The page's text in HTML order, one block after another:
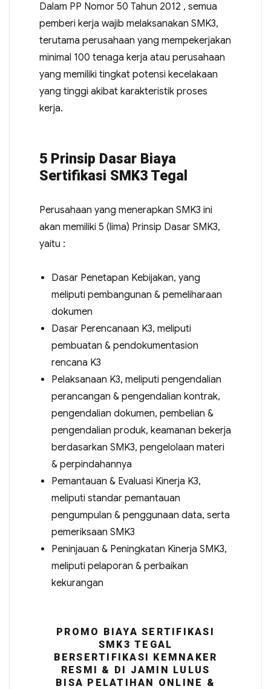
Dalam PP Nomor 50 Tahun 2012 , semua
pemberi kerja wajib melaksanakan SMK3,
terutama perusahaan yang mempekerjakan
minimal 100 tenaga kerja atau perusahaan
yang memiliki tingkat potensi kecelakaan
yang tinggi akibat karakteristik proses
kerja.
5 Prinsip Dasar Biaya
Sertifikasi SMK3 Tegal
Perusahaan yang menerapkan SMK3 ini
akan memiliki 5 (lima) Prinsip Dasar SMK3,
yaitu :
Dasar Penetapan Kebijakan, yang
meliputi pembangunan & pemeliharaan
dokumen
Dasar Perencanaan K3, meliputi
pembuatan & pendokumentasion
rencana K3
Pelaksanaan K3, meliputi pengendalian
perancangan & pengendalian kontrak,
pengendalian dokumen, pembelian &
pengendalian produk, keamanan bekerja
berdasarkan SMK3, pengelolaan materi
& perpindahannya
Pemantauan & Evaluasi Kinerja K3,
meliputi standar pemantauan
pengumpulan & penggunaan data, serta
pemeriksaan SMK3
Peninjauan & Peningkatan Kinerja SMK3,
meliputi pelaporan & perbaikan
kekurangan
PROMO BIAYA SERTIFIKASI
SMK3 TEGAL
BERSERTIFIKASI KEMNAKER
RESMI & DI JAMIN LULUS
BISA PELATIHAN ONLINE &